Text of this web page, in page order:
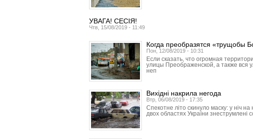
УВАГА! СЕСІЯ!
Чтв, 15/08/2019 - 11:49
Когда преобразятся «трущобы
Пон, 12/08/2019 - 10:31
Если сказать, что огромная
улицы Преображенской, а также вся
неп
Вихідні накрила негода
Втр, 06/08/2019 - 17:35
Спекотне літо скинуло маску: у ніч
двох областях України знеструмлені